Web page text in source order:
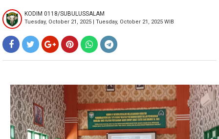
KODIM 0118/SUBULUSSALAM
Tuesday, October 21, 2025 | Tuesday, October 21, 2025 WIB